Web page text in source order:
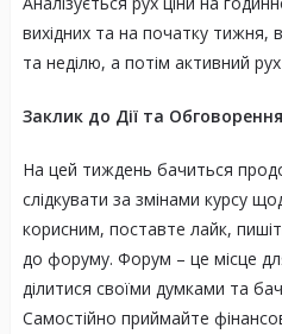
вихідних та на початку тижня,
та неділю, а потім активний
Заклик до Дії та Обговорення
На цей тиждень бачиться
слідкувати за змінами курсу
корисним, поставте лайк,
до форуму. Форум – це місце
ділитися своїми думками та
Самостійно приймайте